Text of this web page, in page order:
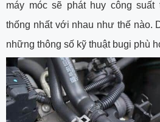
máy móc sẽ phát huy công
thống nhất với nhau như thế nào.
những thông số kỹ thuật bugi phù